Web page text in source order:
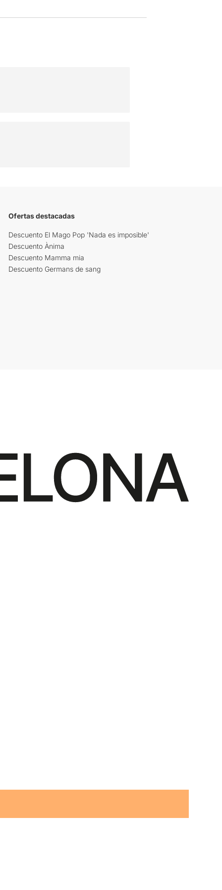
Ofertas destacadas
Descuento El Mago Pop 'Nada es imposible'
Descuento Ànima
Descuento Mamma mia
Descuento Germans de sang